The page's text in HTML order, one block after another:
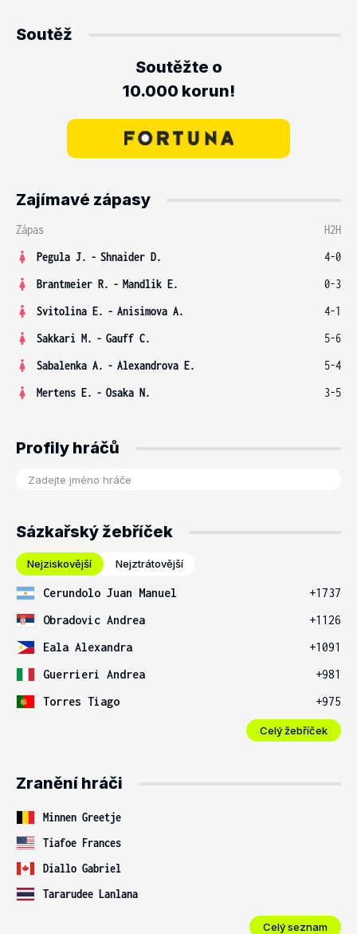
Soutěž
Soutěžte o
10.000 korun!
Zajímavé zápasy
Zápas
H2H
Pegula J. - Shnaider D.
4-0
Brantmeier R. - Mandlik E.
0-3
Svitolina E. - Anisimova A.
4-1
Sakkari M. - Gauff C.
5-6
Sabalenka A. - Alexandrova E.
5-4
Mertens E. - Osaka N. 3-5
Profily hráčů
Sázkařský žebříček
Nejziskovější Nejztrátovější
Cerundolo Juan Manuel
+1737
Obradovic Andrea
+1126
Eala Alexandra
+1091
Guerrieri Andrea
+981
Torres Tiago
+975
Celý žebříček
Zranění hráči
Minnen Greetje
Tiafoe Frances
Diallo Gabriel
Tararudee Lanlana
Celý seznam